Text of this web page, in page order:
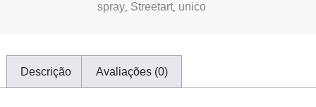
spray, Streetart, unico
Descrição Avaliações (0)